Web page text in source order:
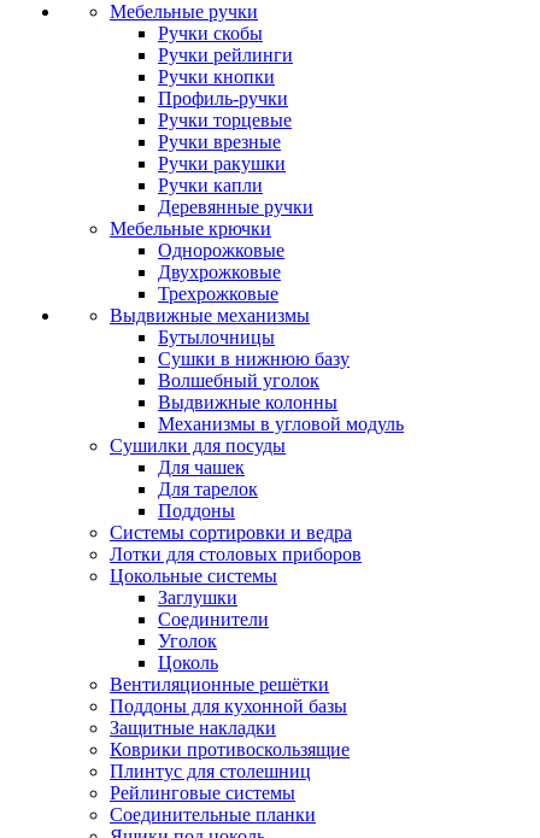
Мебельные ручки
Ручки скобы
Ручки рейлинги
Ручки кнопки
Профиль-ручки
Ручки торцевые
Ручки врезные
Ручки ракушки
Ручки капли
Деревянные ручки
Мебельные крючки
Однорожковые
Двухрожковые
Трехрожковые
Выдвижные механизмы
Бутылочницы
Сушки в нижнюю базу
Волшебный уголок
Выдвижные колонны
Механизмы в угловой модуль
Сушилки для посуды
Для чашек
Для тарелок
Поддоны
Системы сортировки и ведра
Лотки для столовых приборов
Цокольные системы
Заглушки
Соединители
Уголок
Цоколь
Вентиляционные решётки
Поддоны для кухонной базы
Защитные накладки
Коврики противоскользящие
Плинтус для столешниц
Рейлинговые системы
Соединительные планки